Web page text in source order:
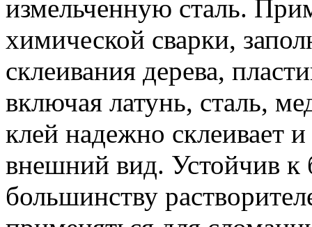
измельченную сталь.
химической сварки,
склеивания дерева,
включая латунь, сталь,
клей надежно склеивает
внешний вид. Устойчив к
большинству